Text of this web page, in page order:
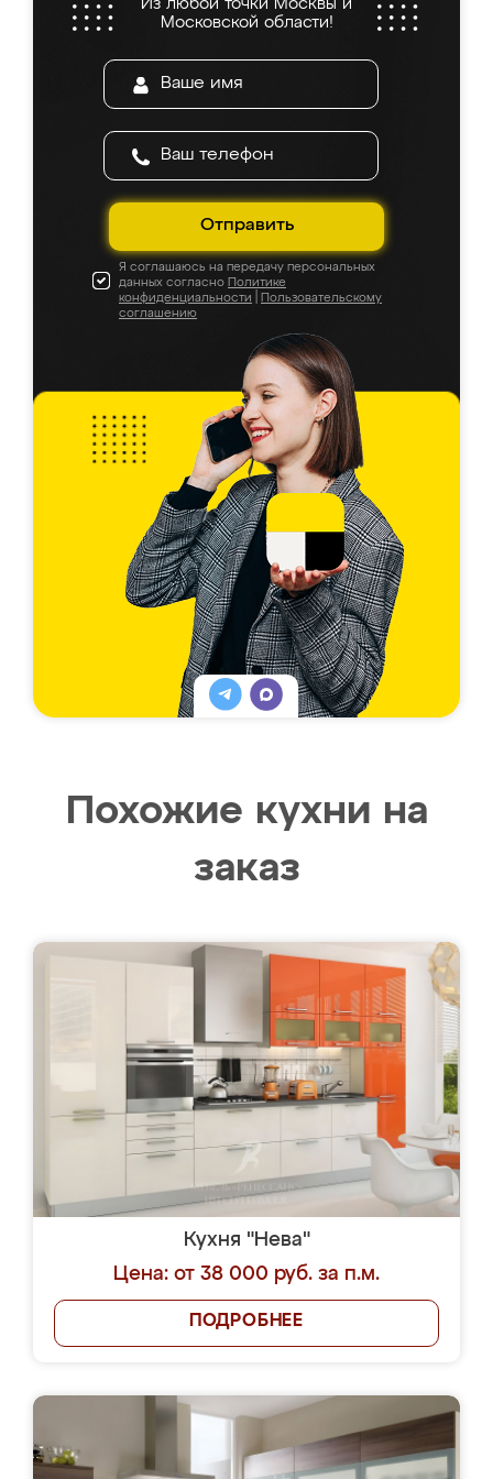
Из любой точки Москвы и
Московской области!
Отправить
Я соглашаюсь на передачу персональных
данных согласно Политике
конфиденциальности
Пользовательскому
соглашению
Похожие кухни на
заказ
Кухня "Нева"
Цена: от 38 000 руб. за п.м.
ПОДРОБНЕЕ